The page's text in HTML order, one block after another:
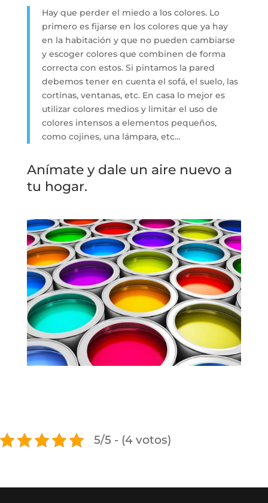
Hay que perder el miedo a los colores. Lo
primero es fijarse en los colores que ya hay
en la habitación y que no pueden cambiarse
y escoger colores que combinen de forma
correcta con estos. Si pintamos la pared
debemos tener en cuenta el sofá, el suelo, las
cortinas, ventanas, etc. En casa lo mejor es
utilizar colores medios y limitar el uso de
colores intensos a elementos pequeños,
como cojines, una lámpara, etc…
Anímate y dale un aire nuevo a
tu hogar.
5/5 - (4 votos)